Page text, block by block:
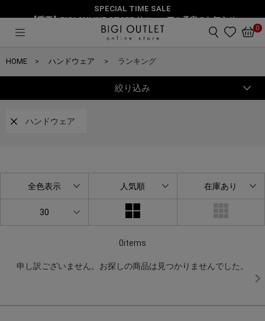
SPECIAL TIME SALE
【重要】BIGI ONLINE STORE リニューアル予定のお知らせ
0
HOME ハンドウェア ランキング
絞り込み
ハンドウェア
0items
全色表示 人気順 在庫あり
30
申し訳ございません。お探しの商品は見つかりませんでした。